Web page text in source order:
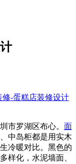
修-蛋糕店装修设计
市罗湖区布心。 面
中岛柜都是用实木
冷暖对比。黑色的
样化，水泥墙面、